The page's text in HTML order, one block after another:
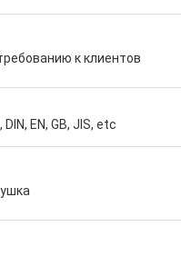
к клиентов
DIN, EN, GB, JIS, etc